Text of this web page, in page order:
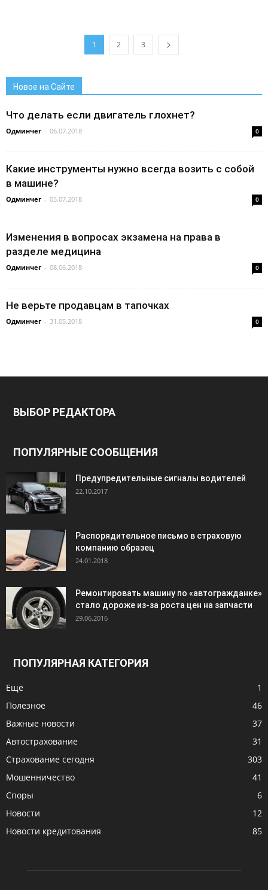
1 2 3
Новое на Сайте
Что делать если двигатель глохнет?
Одминчег - 06.07.2018 0
Какие инструменты нужно всегда возить с собой
в машине?
Одминчег - 05.07.2018 0
Изменения в вопросах экзамена на права в
разделе медицина
Одминчег - 08.06.2018 0
Не верьте продавцам в тапочках
Одминчег - 31.05.2018 0
ВЫБОР РЕДАКТОРА
ПОПУЛЯРНЫЕ СООБЩЕНИЯ
Предупредительные сигналы водителей
22.10.2017
Распорядительное письмо в страховую
компанию образец
24.01.2018
Ремонтировать машину по «автогражданке»
стало дороже из-за роста цен на запчасти
29.06.2016
ПОПУЛЯРНАЯ КАТЕГОРИЯ
Ещё
1
Полезное
46
Важные новости
37
Автострахование
31
Страхование сегодня
303
Мошенничество
41
Споры
6
Новости
12
Новости кредитования
85